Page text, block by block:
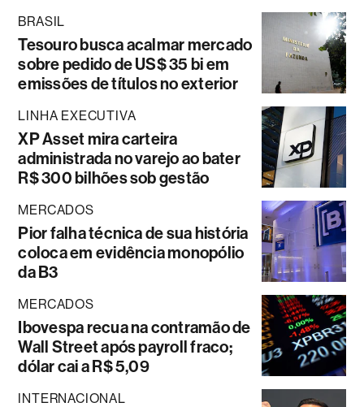
BRASIL
Tesouro busca acalmar mercado
sobre pedido de US$ 35 bi em
emissões de títulos no exterior
LINHA EXECUTIVA
XP Asset mira carteira
administrada no varejo ao bater
R$ 300 bilhões sob gestão
MERCADOS
Pior falha técnica de sua história
coloca em evidência monopólio
da B3
MERCADOS
Ibovespa recua na contramão de
Wall Street após payroll fraco;
dólar cai a R$ 5,09
INTERNACIONAL